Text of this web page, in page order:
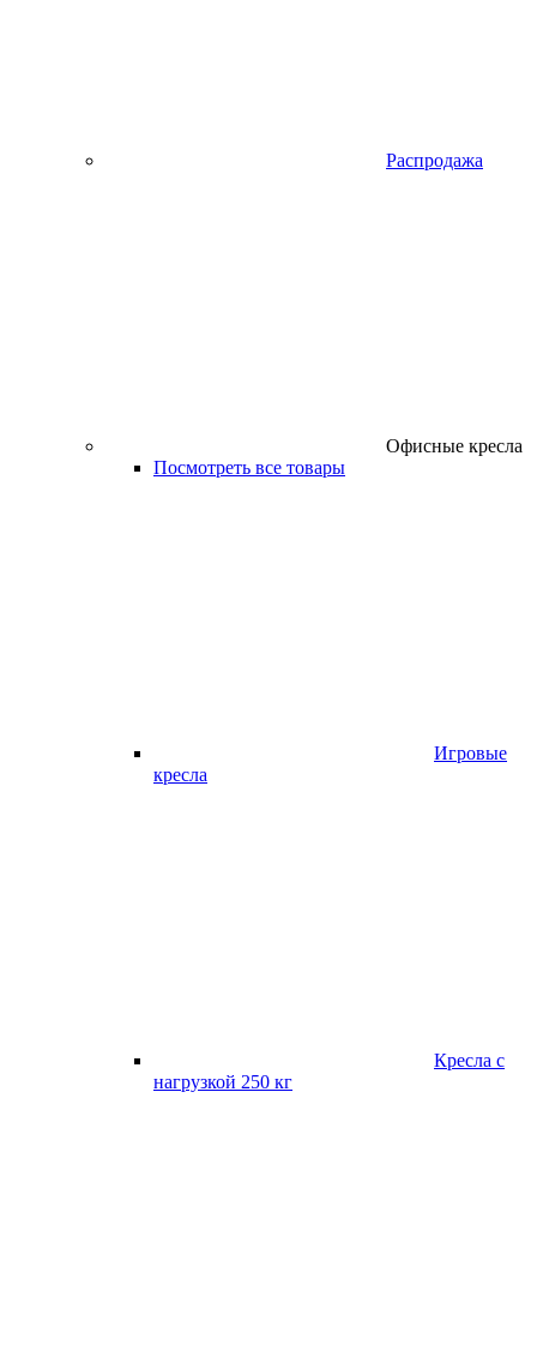
Распродажа
Офисные кресла
Посмотреть все товары
Игровые
кресла
Кресла с
нагрузкой 250 кг